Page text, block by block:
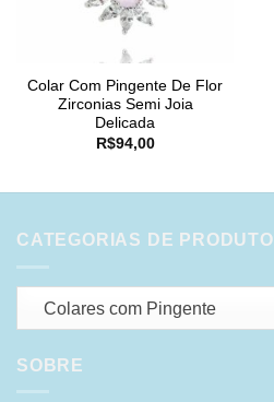
Colar Com Pingente De Flor
Zirconias Semi Joia
Delicada
R$94,00
CATEGORIAS DE PRODUTO
Colares com Pingente
SOBRE